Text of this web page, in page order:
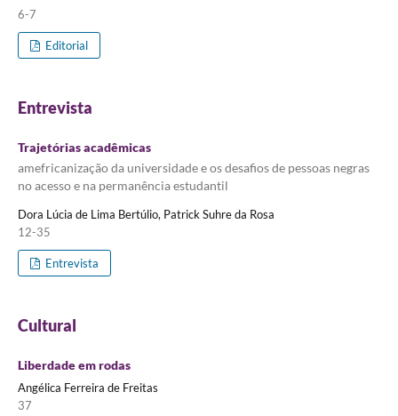
6-7
Editorial
Entrevista
Trajetórias acadêmicas
amefricanização da universidade e os desafios de pessoas negras
no acesso e na permanência estudantil
Dora Lúcia de Lima Bertúlio, Patrick Suhre da Rosa
12-35
Entrevista
Cultural
Liberdade em rodas
Angélica Ferreira de Freitas
37